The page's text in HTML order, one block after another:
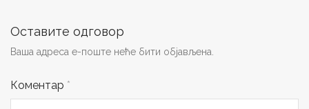
Оставите одговор
Ваша адреса е-поште неће бити објављена.
Коментар *